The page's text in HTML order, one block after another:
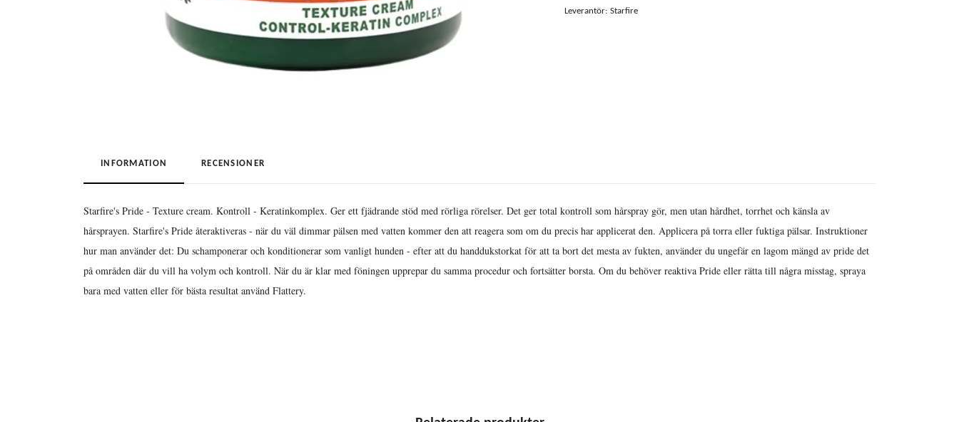
Leverantör: Starfire
INFORMATION RECENSIONER
Starfire's Pride - Texture cream. Kontroll - Keratinkomplex. Ger ett fjädrande stöd med rörliga rörelser. Det ger total kontroll som hårspray gör, men utan hårdhet, torrhet och känsla av
hårsprayen. Starfire's Pride återaktiveras - när du väl dimmar pälsen med vatten kommer den att reagera som om du precis har applicerat den. Applicera på torra eller fuktiga pälsar. Instruktioner
hur man använder det: Du schamponerar och konditionerar som vanligt hunden - efter att du handdukstorkat för att ta bort det mesta av fukten, använder du ungefär en lagom mängd av pride det
på områden där du vill ha volym och kontroll. När du är klar med föningen upprepar du samma procedur och fortsätter borsta. Om du behöver reaktiva Pride eller rätta till några misstag, spraya
bara med vatten eller för bästa resultat använd Flattery.